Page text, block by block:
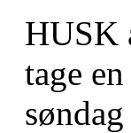
HUSK
tage